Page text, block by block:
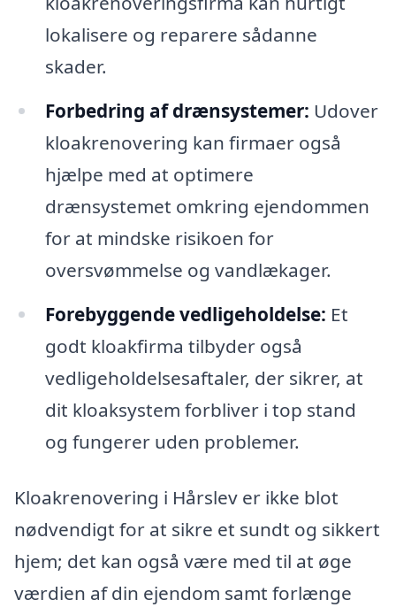
lokalisere og reparere sådanne
skader.
Forbedring af drænsystemer: Udover
kloakrenovering kan firmaer også
hjælpe med at optimere
drænsystemet omkring ejendommen
for at mindske risikoen for
oversvømmelse og vandlækager.
Forebyggende vedligeholdelse: Et
godt kloakfirma tilbyder også
vedligeholdelsesaftaler, der sikrer, at
dit kloaksystem forbliver i top stand
og fungerer uden problemer.
Kloakrenovering i Hårslev er ikke blot
nødvendigt for at sikre et sundt og sikkert
hjem; det kan også være med til at øge
værdien af din ejendom samt forlænge